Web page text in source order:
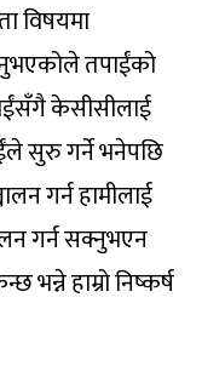
विषयमा
तपाईंको
केसीसीलाई
सुरु गर्ने भनेपछि
गर्न हामीलाई
गर्न सक्नुभएन
भन्ने हाम्रो निष्कर्ष